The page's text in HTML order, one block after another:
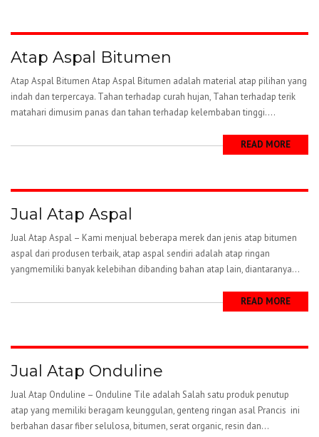
Atap Aspal Bitumen
Atap Aspal Bitumen Atap Aspal Bitumen adalah material atap pilihan yang
indah dan terpercaya. Tahan terhadap curah hujan, Tahan terhadap terik
matahari dimusim panas dan tahan terhadap kelembaban tinggi....
READ MORE
Jual Atap Aspal
Jual Atap Aspal – Kami menjual beberapa merek dan jenis atap bitumen
aspal dari produsen terbaik, atap aspal sendiri adalah atap ringan
yangmemiliki banyak kelebihan dibanding bahan atap lain, diantaranya...
READ MORE
Jual Atap Onduline
Jual Atap Onduline – Onduline Tile adalah Salah satu produk penutup
atap yang memiliki beragam keunggulan, genteng ringan asal Prancis ini
berbahan dasar fiber selulosa, bitumen, serat organic, resin dan...